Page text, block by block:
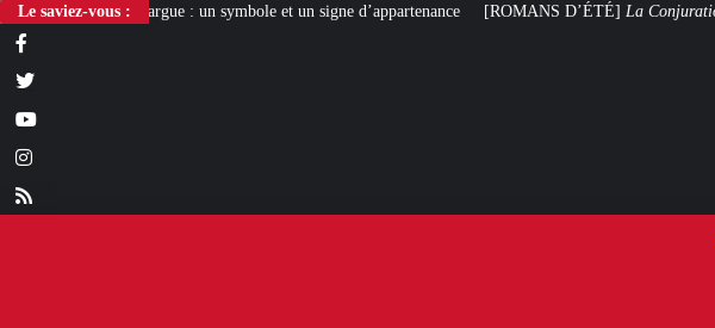
Le saviez-vous :
un symbole et un signe d’appartenance [ROMANS D’ÉTÉ]La Conjuration des Imbéciles, ou la